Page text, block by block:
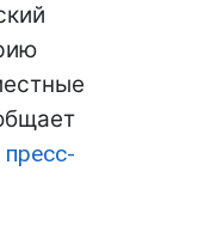
пресс-